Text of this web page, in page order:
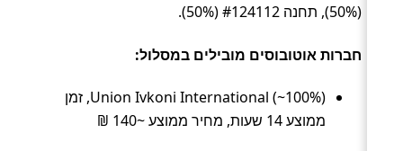
(50%), תחנה #124112 (50%).
חברות אוטובוסים מובילים במסלול:
Union Ivkoni International (~100%), זמן
ממוצע 14 שעות, מחיר ממוצע ~140 ₪